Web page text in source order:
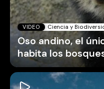
VIDEO Ciencia y
Oso andino, el
habita los